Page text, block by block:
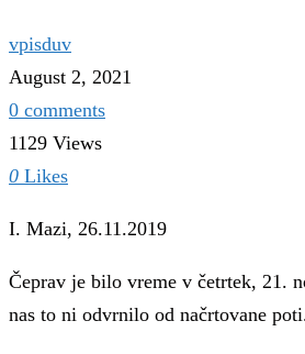
vpisduv
August 2, 2021
0 comments
1129 Views
0 Likes
I. Mazi, 26.11.2019
Čeprav je bilo vreme v četrtek, 21.
nas to ni odvrnilo od načrtovane